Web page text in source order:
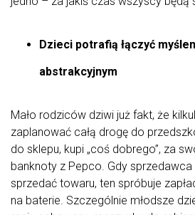
Dzieci potrafią łączyć
abstrakcyjnym
Mało rodziców dziwi już fakt, że
zaplanować całą drogę do
do sklepu, kupi „coś dobrego”, za
banknoty z Pepco. Gdy sprzedawca
sprzedać towaru, ten spróbuje
na baterie. Szczególnie młodsze